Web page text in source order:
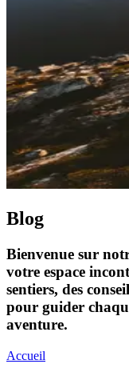
Blog
Bienvenue sur
votre espace
sentiers, des
pour guider
aventure.
Accueil